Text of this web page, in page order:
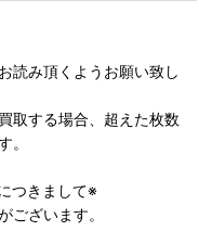
読み頂くようお願い致し
取する場合、超えた枚数
。
つきまして※
ございます。